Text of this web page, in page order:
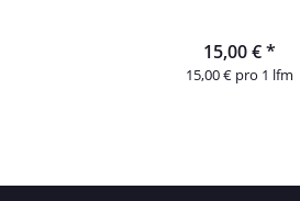
15,00 €*
15,00 € pro 1 lfm